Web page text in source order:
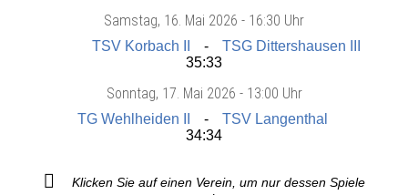
Samstag, 16. Mai 2026 - 16:30 Uhr
TSV Korbach II
TSG Dittershausen III
35:33
Sonntag, 17. Mai 2026 - 13:00 Uhr
TG Wehlheiden II
TSV Langenthal
34:34
Klicken Sie auf einen Verein, um nur dessen Spiele